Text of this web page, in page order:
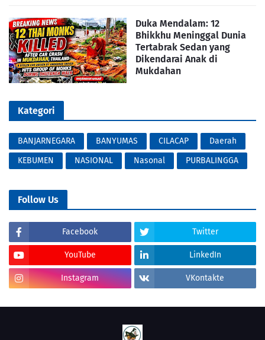
Duka Mendalam: 12
Bhikkhu Meninggal Dunia
Tertabrak Sedan yang
Dikendarai Anak di
Mukdahan
Kategori
BANJARNEGARA BANYUMAS CILACAP
Daerah
KEBUMEN
NASIONAL Nasonal PURBALINGGA
Follow Us
Facebook Twitter
YouTube LinkedIn
Instagram VKontakte